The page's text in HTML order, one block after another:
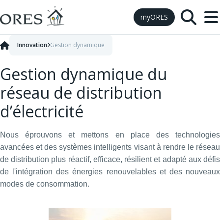
Skip to Content
myORES
Gestion dynamique du
réseau de distribution
d’électricité
Nous éprouvons et mettons en place des technologies
avancées et des systèmes intelligents visant à rendre le réseau
de distribution plus réactif, efficace, résilient et adapté aux défis
de l'intégration des énergies renouvelables et des nouveaux
modes de consommation.
Innovation Gestion dynamique